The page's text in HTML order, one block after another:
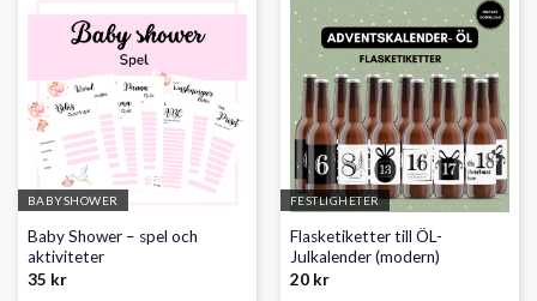
BABYSHOWER
Baby Shower – spel och
aktiviteter
35 kr
FESTLIGHETER
Flasketiketter till ÖL-
Julkalender (modern)
20 kr